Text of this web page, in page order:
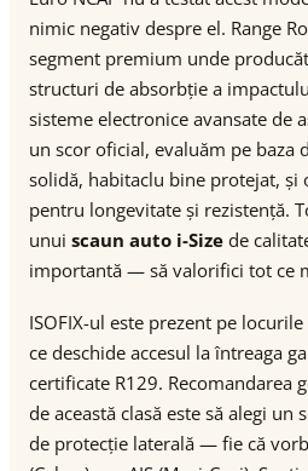
nimic negativ despre el. Range
segment premium unde
structuri de absorbție a
sisteme electronice avansate de
un scor oficial, evaluăm pe baza
solidă, habitaclu bine protejat, și
pentru longevitate și rezistență.
unui scaun auto i-Size de
importantă — să valorifici tot ce
ISOFIX-ul este prezent pe
ce deschide accesul la întreaga
certificate R129. Recomandarea
de această clasă este să alegi un
de protecție laterală — fie că